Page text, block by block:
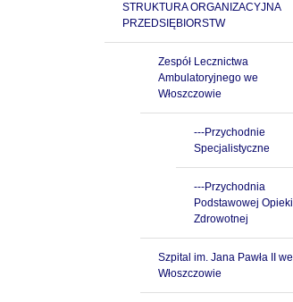
STRUKTURA ORGANIZACYJNA
PRZEDSIĘBIORSTW
Zespół Lecznictwa
Ambulatoryjnego we
Włoszczowie
---Przychodnie
Specjalistyczne
---Przychodnia
Podstawowej Opieki
Zdrowotnej
Szpital im. Jana Pawła II we
Włoszczowie